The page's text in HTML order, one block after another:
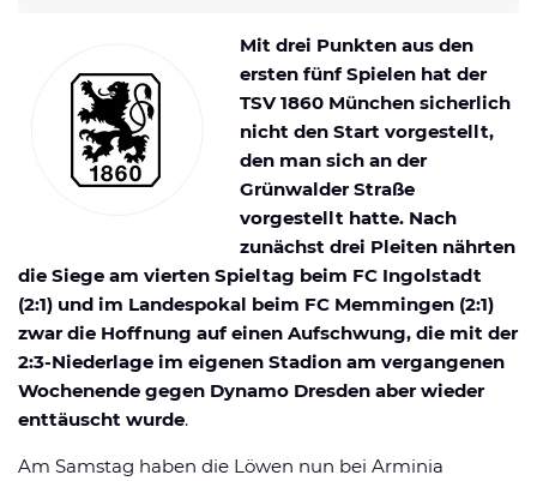
Mit drei Punkten aus den
ersten fünf Spielen hat der
TSV 1860 München sicherlich
nicht den Start vorgestellt,
den man sich an der
Grünwalder Straße
vorgestellt hatte. Nach
zunächst drei Pleiten nährten
die Siege am vierten Spieltag beim FC Ingolstadt
(2:1) und im Landespokal beim FC Memmingen (2:1)
zwar die Hoffnung auf einen Aufschwung, die mit der
2:3-Niederlage im eigenen Stadion am vergangenen
Wochenende gegen Dynamo Dresden aber wieder
enttäuscht wurde.
Am Samstag haben die Löwen nun bei Arminia